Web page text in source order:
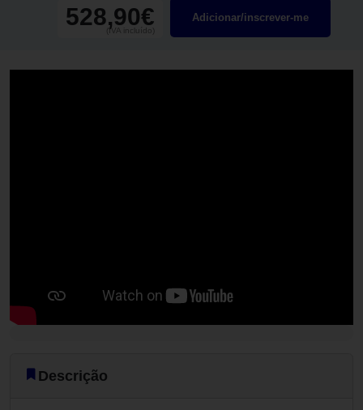
528,90€
(IVA incluído)
Adicionar/inscrever-me
Descrição